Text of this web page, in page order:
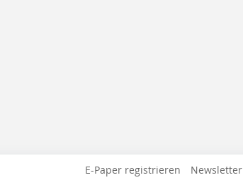
E-Paper registrieren Newsletter